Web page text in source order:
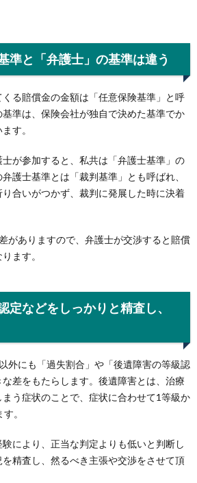
準と「弁護士」の基準は違う
る賠償金の金額は「任意保険基準」と呼
準は、保険会社が独自で決めた基準でか
す。
が参加すると、私共は「弁護士基準」の
護士基準とは「裁判基準」とも呼ばれ、
合いがつかず、裁判に発展した時に決着
がありますので、弁護士が交渉すると賠償
ます。
定などをしっかりと精査し、
外にも「過失割合」や「後遺障害の等級認
差をもたらします。後遺障害とは、治療
う症状のことで、症状に合わせて1等級か
。
により、正当な判定よりも低いと判断し
精査し、然るべき主張や交渉をさせて頂